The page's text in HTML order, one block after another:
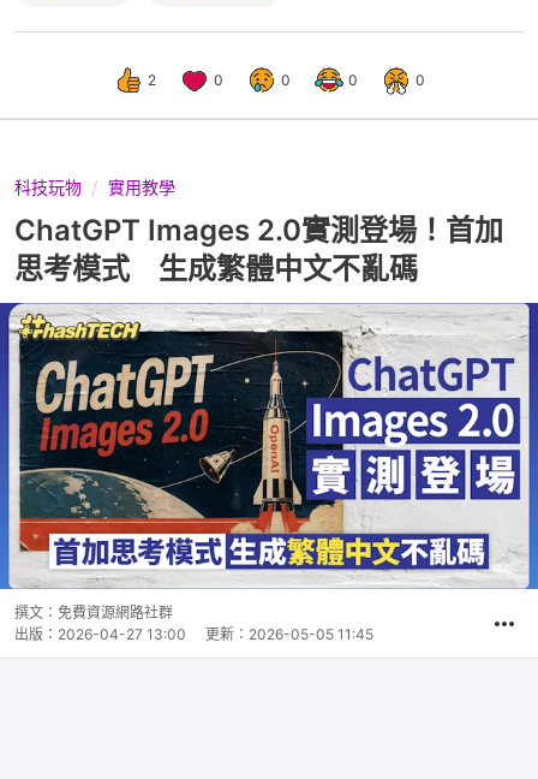
2 0 0 0 0
科技玩物 實用教學
ChatGPT Images 2.0實測登場！首加
思考模式 生成繁體中文不亂碼
撰文： 免費資源網路社群
出版： 2026-04-27 13:00 更新： 2026-05-05 11:45